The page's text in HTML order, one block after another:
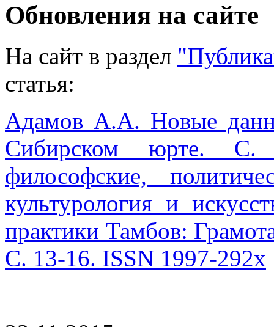
Обновления на сайте
На сайт в раздел
статья:
Адамов А.А. Новые
Сибирском юрте.
философские,
культурология и
практики Тамбов:
C. 13-16. ISSN 1997-292x